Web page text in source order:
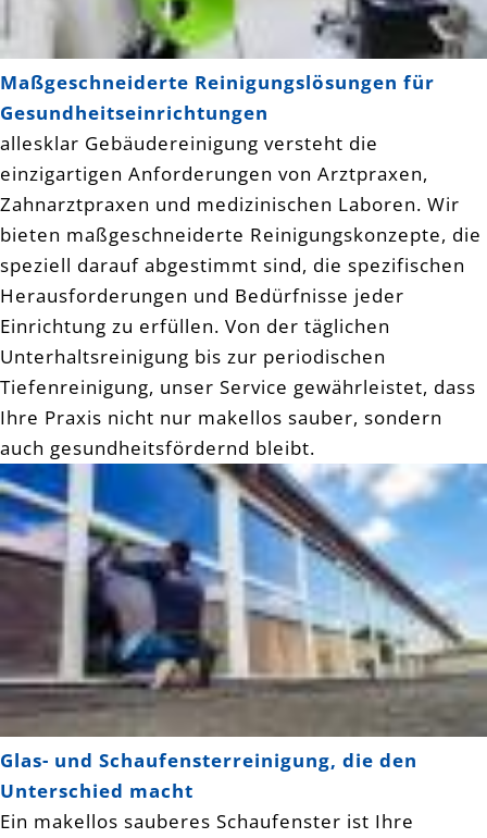
Maßgeschneiderte Reinigungslösungen für
Gesundheitseinrichtungen
allesklar Gebäudereinigung versteht die
einzigartigen Anforderungen von Arztpraxen,
Zahnarztpraxen und medizinischen Laboren. Wir
bieten maßgeschneiderte Reinigungskonzepte, die
speziell darauf abgestimmt sind, die spezifischen
Herausforderungen und Bedürfnisse jeder
Einrichtung zu erfüllen. Von der täglichen
Unterhaltsreinigung bis zur periodischen
Tiefenreinigung, unser Service gewährleistet, dass
Ihre Praxis nicht nur makellos sauber, sondern
auch gesundheitsfördernd bleibt.
Glas- und Schaufensterreinigung, die den
Unterschied macht
Ein makellos sauberes Schaufenster ist Ihre